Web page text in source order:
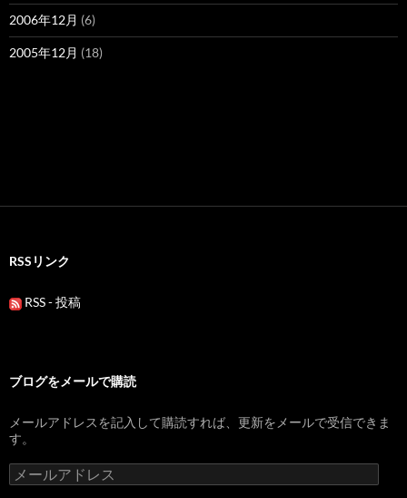
2006年12月 (6)
2005年12月 (18)
RSSリンク
RSS - 投稿
ブログをメールで購読
メールアドレスを記入して購読すれば、更新をメールで受信できま
す。
メ
ー